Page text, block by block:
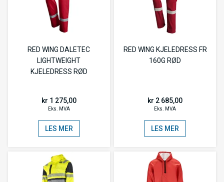
RED WING DALETEC
LIGHTWEIGHT
KJELEDRESS RØD
kr 1 275,00
Eks. MVA
LES MER
RED WING KJELEDRESS FR
160G RØD
kr 2 685,00
Eks. MVA
LES MER